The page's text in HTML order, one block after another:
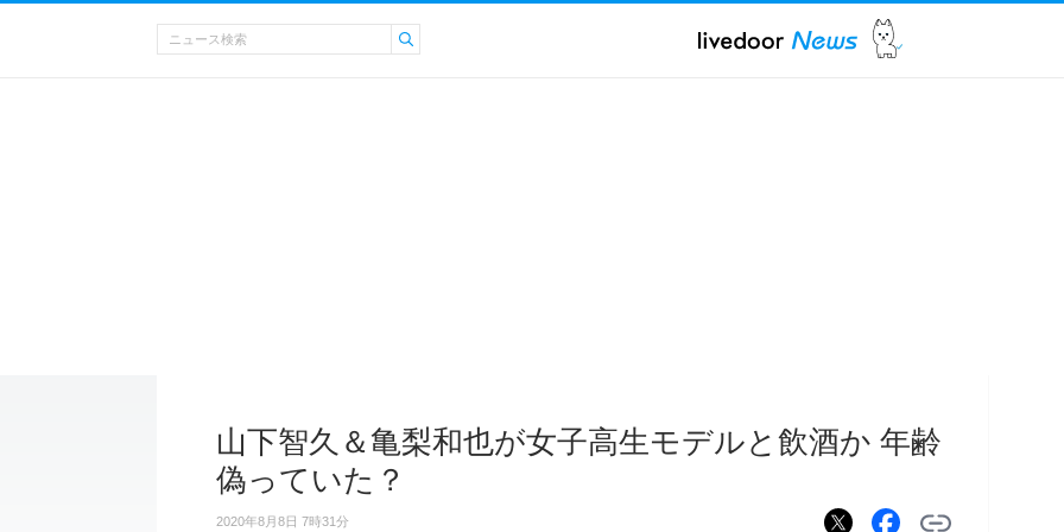
山下智久＆亀梨和也が女子高生モデルと飲酒か 年齢
偽っていた？
2020年8月8日 7時31分